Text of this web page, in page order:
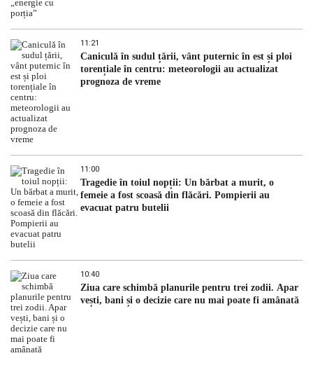
11:21
Caniculă în sudul țării, vânt puternic în est și ploi
torențiale în centru: meteorologii au actualizat
prognoza de vreme
11:00
Tragedie în toiul nopții: Un bărbat a murit, o
femeie a fost scoasă din flăcări. Pompierii au
evacuat patru butelii
10:40
Ziua care schimbă planurile pentru trei zodii. Apar
vești, bani și o decizie care nu mai poate fi amânată